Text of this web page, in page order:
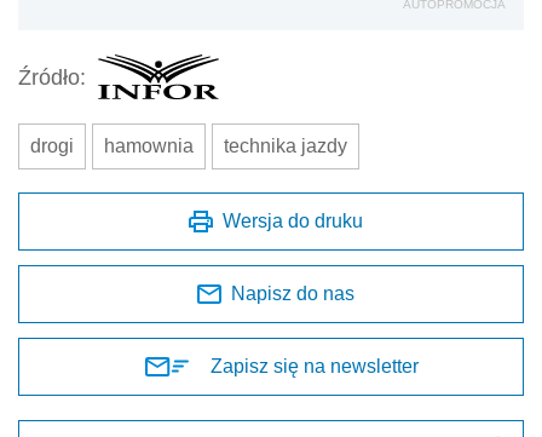
AUTOPROMOCJA
Źródło:
drogi hamownia technika jazdy
Wersja do druku
Napisz do nas
Zapisz się na newsletter